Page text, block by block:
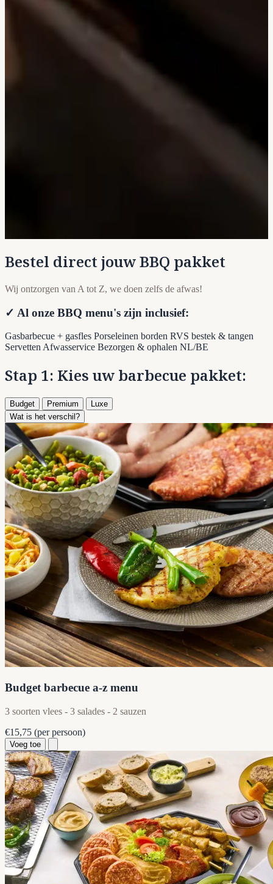
Bestel direct jouw BBQ pakket
Wij ontzorgen van A tot Z, we doen zelfs de afwas!
✓ Al onze BBQ menu's zijn inclusief:
Gasbarbecue + gasfles Porseleinen borden RVS bestek & tangen
ServettenAfwasservice Bezorgen & ophalen NL/BE
Stap 1: Kies uw barbecue pakket:
Budget Premium
Luxe
Wat is het verschil?
Budget barbecue a-z menu
3 soorten vlees - 3 salades - 2 sauzen
€15,75 (per persoon)
Voeg toe